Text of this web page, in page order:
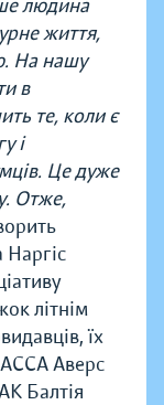
людина
життя,
На нашу
в
те, коли є
і
Це дуже
Отже,
літнім
їх
АССААверс
Балтія